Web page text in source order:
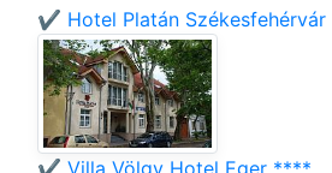
✔️ Hotel Platán